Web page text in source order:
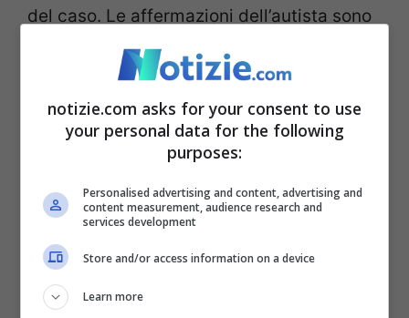
del caso. Le affermazioni dell’autista sono
al vaglio degli inquirenti. Il tutto si è
verificato nelle prime ore del mattino di
questo venerdì 23 febbraio, intorno alle
07:30 , precisamente in
via Frantoi
delMercato dei fioridi Sanremo porta
sull’Aurelia.
notizie.com asks for your consent to use
your personal data for the following
purposes:
Personalised advertising and content, advertising and
content measurement, audience research and
services development
Store and/or access information on a device
Learn more